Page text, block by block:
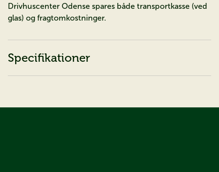
Drivhuscenter Odense spares både transportkasse (ved
glas) og fragtomkostninger.
Specifikationer